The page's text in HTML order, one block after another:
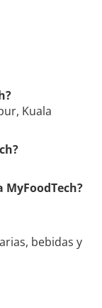
Kuala
MyFoodTech?
bebidas y